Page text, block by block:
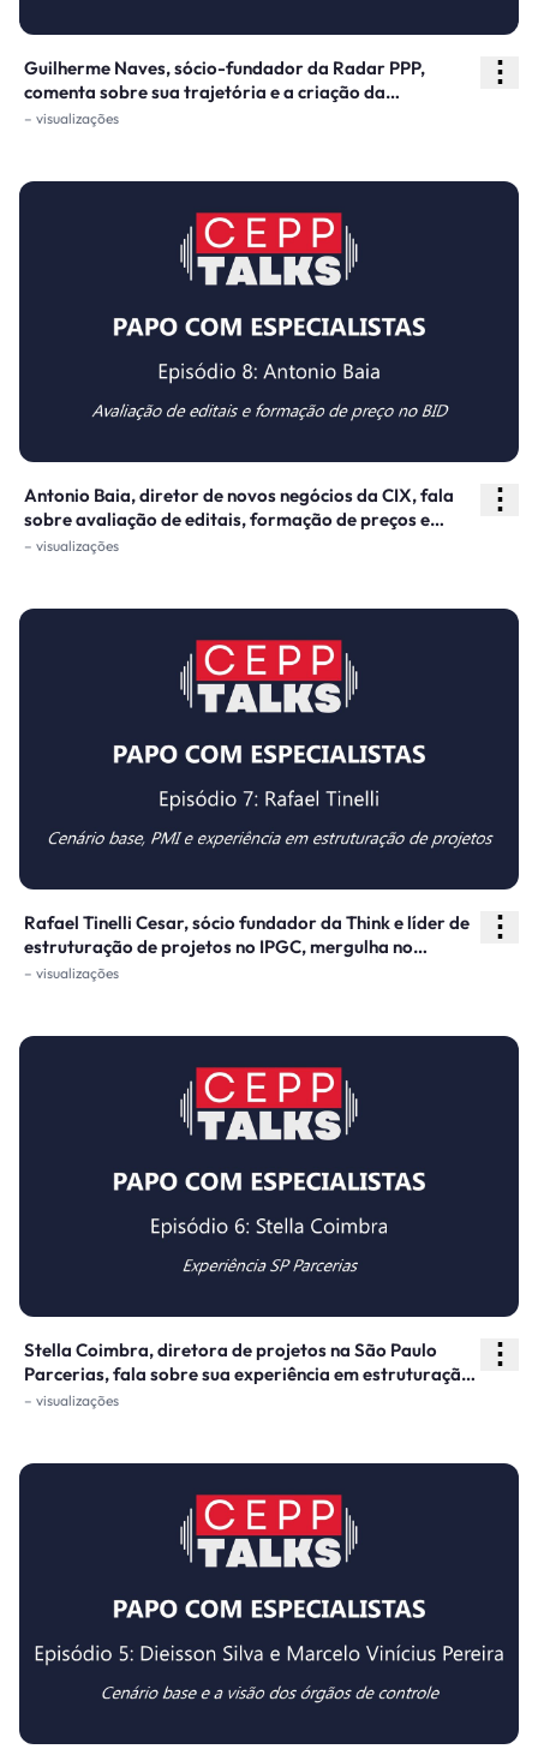
Guilherme Naves, sócio-fundador da Radar PPP,
comenta sobre sua trajetória e a criação da
plataforma, e traz sua visão acerca dos avanços e
⋮
– visualizações
Antonio Baia, diretor de novos negócios da CIX, fala
sobre avaliação de editais, formação de preços e
montagem de equipes em modelagem econômico-
⋮
– visualizações
Rafael Tinelli Cesar, sócio fundador da Think e líder de
estruturação de projetos no IPGC, mergulha no
universo dos PMIs (Procedimentos de Manifestação de
⋮
– visualizações
Stella Coimbra, diretora de projetos na São Paulo
Parcerias, fala sobre sua experiência em estruturação
de projetos de concessões e PPPs e a carteira de
⋮
– visualizações